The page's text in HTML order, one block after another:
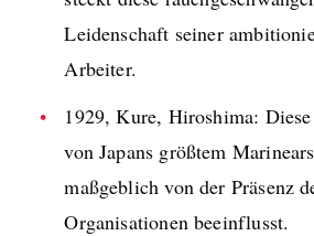
Leidenschaft seiner
Arbeiter.
1929, Kure, Hiroshima:
von Japans größtem
maßgeblich von der Präsenz
Organisationen beeinflusst.